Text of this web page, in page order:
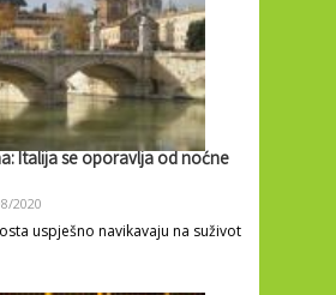
Italija se oporavlja od noćne
2020
uspješno navikavaju na suživot